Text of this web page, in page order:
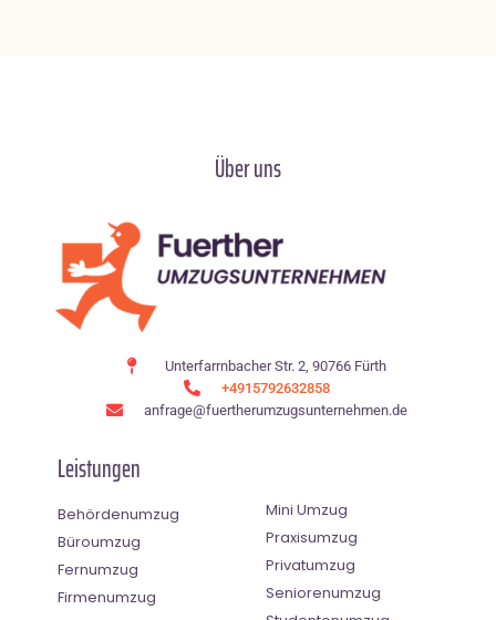
Über uns
Unterfarrnbacher Str. 2, 90766 Fürth
+4915792632858
anfrage@fuertherumzugsunternehmen.de
Leistungen
Behördenumzug
Büroumzug
Fernumzug
Firmenumzug
Mini Umzug
Praxisumzug
Privatumzug
Seniorenumzug